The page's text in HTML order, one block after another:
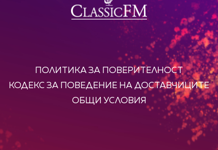
ПОЛИТИКА ЗА ПОВЕРИТЕЛНОСТ
КОДЕКС ЗА ПОВЕДЕНИЕ НА ДОСТАВЧИЦИТЕ
ОБЩИ УСЛОВИЯ